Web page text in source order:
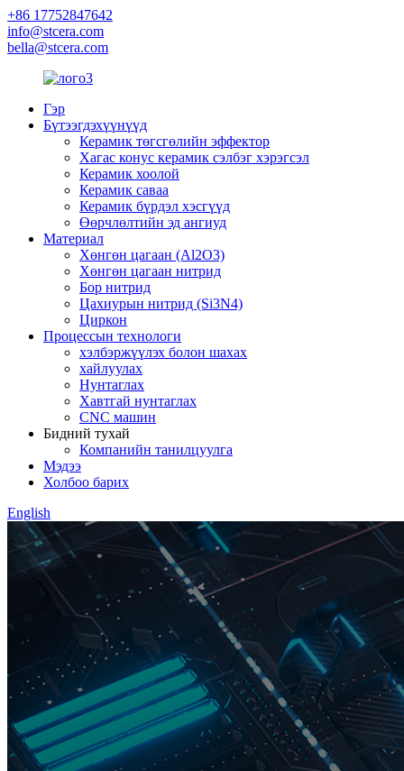
+86 17752847642
info@stcera.com
bella@stcera.com
Гэр
Бүтээгдэхүүнүүд
Керамик төгсгөлийн эффектор
Хагас конус керамик сэлбэг хэрэгсэл
Керамик хоолой
Керамик саваа
Керамик бүрдэл хэсгүүд
Өөрчлөлтийн эд ангиуд
Материал
Хөнгөн цагаан (Al2O3)
Хөнгөн цагаан нитрид
Бор нитрид
Цахиурын нитрид (Si3N4)
Циркон
Процессын технологи
хэлбэржүүлэх болон шахах
хайлуулах
Нунтаглах
Хавтгай нунтаглах
CNC машин
Бидний тухай
Компанийн танилцуулга
Мэдээ
Холбоо барих
English